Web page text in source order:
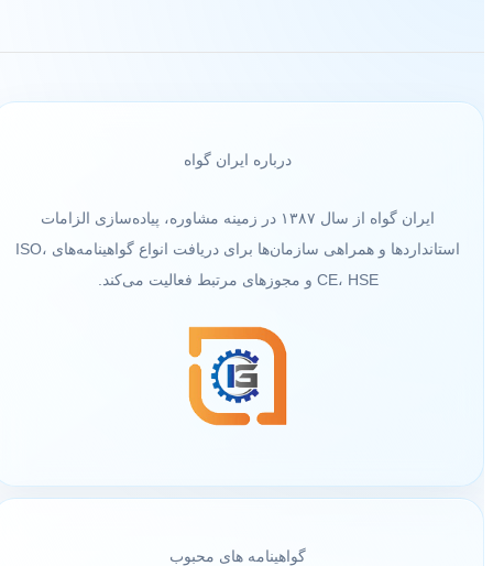
درباره ایران گواه
ایران گواه از سال ۱۳۸۷ در زمینه مشاوره، پیاده‌سازی الزامات
استانداردها و همراهی سازمان‌ها برای دریافت انواع گواهینامه‌های ISO،
CE، HSE و مجوزهای مرتبط فعالیت می‌کند.
گواهینامه های محبوب